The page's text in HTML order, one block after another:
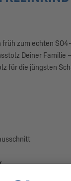
zum echten
Deiner
für die jüngsten